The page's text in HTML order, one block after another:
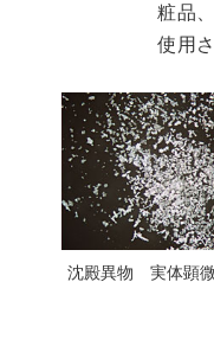
粧品
使用
沈殿異物 実体顕